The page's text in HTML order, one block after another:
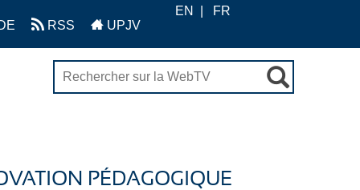
RSS UPJV
EN FR
PÉDAGOGIQUE